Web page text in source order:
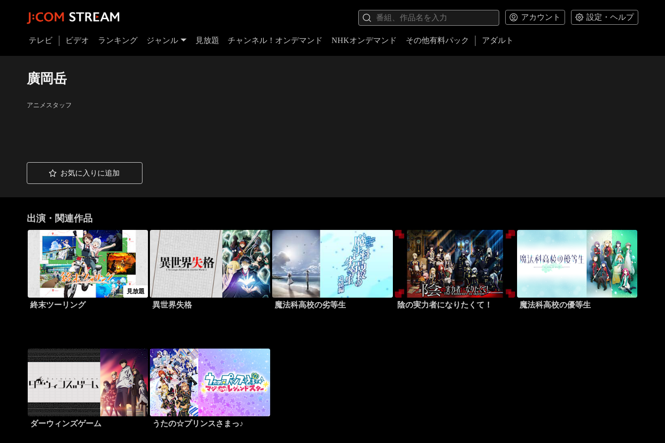
アカウント 設定・ヘルプ
テレビ ビデオ ランキング ジャンル 見放題 チャンネル！オンデマンド NHKオンデマンド その他有料パック アダルト
廣岡岳
アニメスタッフ
お気に入りに追加
出演・関連作品
見放題
終末ツーリング 異世界失格 魔法科高校の劣等生 陰の実力者になりたくて！ 魔法科高校の優等生
ダーウィンズゲーム うたの☆プリンスさまっ♪